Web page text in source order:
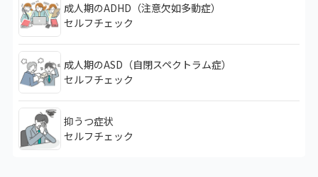
成人期のADHD（注意欠如多動症）
セルフチェック
成人期のASD（自閉スペクトラム症）
セルフチェック
抑うつ症状
セルフチェック